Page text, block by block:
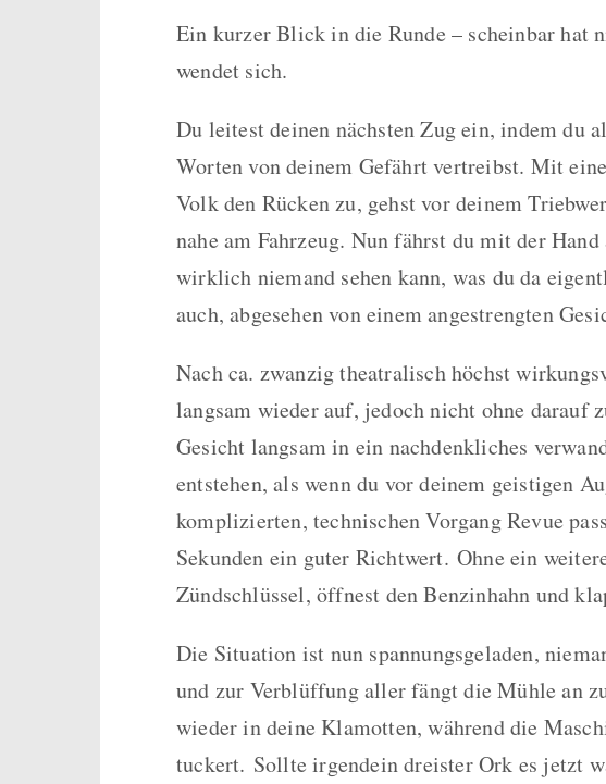
Ein kurzer Blick in die Runde – scheinbar hat
wendet sich.
Du leitest deinen nächsten Zug ein, indem du
Worten von deinem Gefährt vertreibst. Mit
Volk den Rücken zu, gehst vor deinem
nahe am Fahrzeug. Nun fährst du mit der
wirklich niemand sehen kann, was du da
auch, abgesehen von einem angestrengten
Nach ca. zwanzig theatralisch höchst
langsam wieder auf, jedoch nicht ohne darauf
Gesicht langsam in ein nachdenkliches
entstehen, als wenn du vor deinem geistigen
komplizierten, technischen Vorgang Revue
Sekunden ein guter Richtwert. Ohne ein
Zündschlüssel, öffnest den Benzinhahn und
Die Situation ist nun spannungsgeladen,
und zur Verblüffung aller fängt die Mühle an
wieder in deine Klamotten, während die
tuckert. Sollte irgendein dreister Ork es jetzt